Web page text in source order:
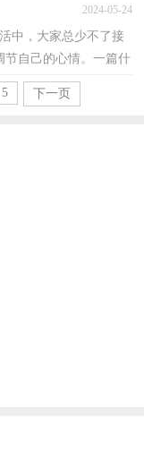
2024-05-24
中，大家总少不了接
节自己的心情。一篇什
编帮大家...
5
下一页